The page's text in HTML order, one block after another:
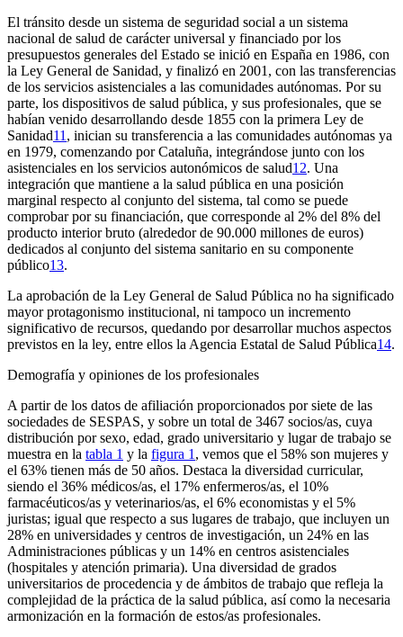
El tránsito desde un sistema de seguridad social a un sistema
nacional de salud de carácter universal y financiado por los
presupuestos generales del Estado se inició en España en 1986, con
la Ley General de Sanidad, y finalizó en 2001, con las transferencias
de los servicios asistenciales a las comunidades autónomas. Por su
parte, los dispositivos de salud pública, y sus profesionales, que se
habían venido desarrollando desde 1855 con la primera Ley de
Sanidad11 , inician su transferencia a las comunidades autónomas ya
en 1979, comenzando por Cataluña, integrándose junto con los
asistenciales en los servicios autonómicos de salud12. Una
integración que mantiene a la salud pública en una posición
marginal respecto al conjunto del sistema, tal como se puede
comprobar por su financiación, que corresponde al 2% del 8% del
producto interior bruto (alrededor de 90.000 millones de euros)
dedicados al conjunto del sistema sanitario en su componente
público13.
La aprobación de la Ley General de Salud Pública no ha significado
mayor protagonismo institucional, ni tampoco un incremento
significativo de recursos, quedando por desarrollar muchos aspectos
previstos en la ley, entre ellos la Agencia Estatal de Salud Pública14.
Demografía y opiniones de los profesionales
A partir de los datos de afiliación proporcionados por siete de las
sociedades de SESPAS, y sobre un total de 3467 socios/as, cuya
distribución por sexo, edad, grado universitario y lugar de trabajo se
muestra en la tabla 1 y la figura 1 , vemos que el 58% son mujeres y
el 63% tienen más de 50 años. Destaca la diversidad curricular,
siendo el 36% médicos/as, el 17% enfermeros/as, el 10%
farmacéuticos/as y veterinarios/as, el 6% economistas y el 5%
juristas; igual que respecto a sus lugares de trabajo, que incluyen un
28% en universidades y centros de investigación, un 24% en las
Administraciones públicas y un 14% en centros asistenciales
(hospitales y atención primaria). Una diversidad de grados
universitarios de procedencia y de ámbitos de trabajo que refleja la
complejidad de la práctica de la salud pública, así como la necesaria
armonización en la formación de estos/as profesionales.